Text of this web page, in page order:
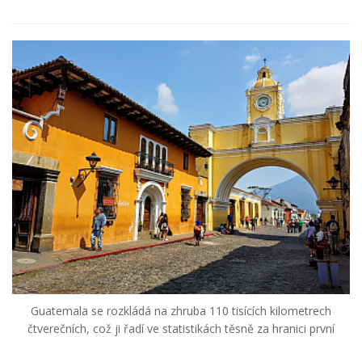
Guatemala se rozkládá na zhruba 110 tisících kilometrech
čtverečních, což ji řadí ve statistikách těsně za hranici první